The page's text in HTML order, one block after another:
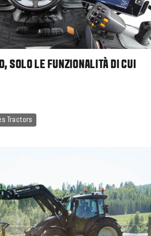
SOLO LE FUNZIONALITÀ DI CUI
Tractors